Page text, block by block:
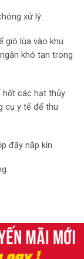
xử lý:
gió lùa vào khu
khó tan trong
hốt các hạt thủy
cụ y tế để thu
đậy nắp kín.